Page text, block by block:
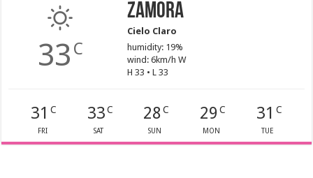
33 C
Zamora
Cielo Claro
humidity: 19%
wind: 6km/h W
H 33 • L 33
31 C
FRI
33C
SAT
28 C
SUN
29C
MON
31 C
TUE